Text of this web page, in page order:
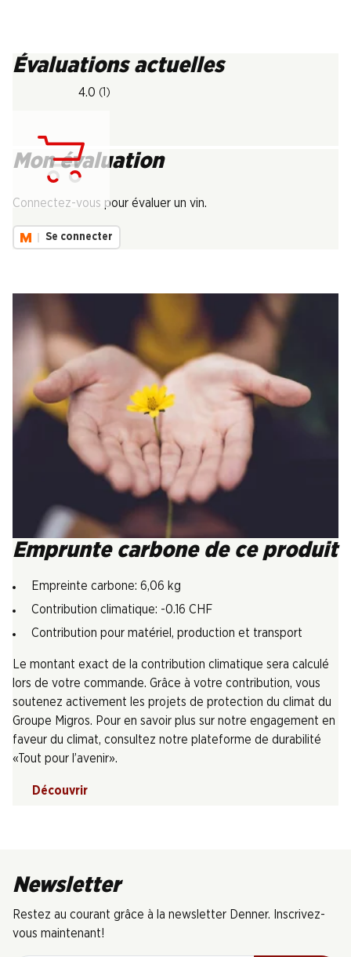
Évaluations actuelles
4.0 (1)
Mon évaluation
Connectez-vous pour évaluer un vin.
Se connecter
Emprunte carbone de ce produit
Empreinte carbone: 6,06 kg
Contribution climatique: -0.16 CHF
Contribution pour matériel, production et transport
Le montant exact de la contribution climatique sera calculé
lors de votre commande. Grâce à votre contribution, vous
soutenez activement les projets de protection du climat du
Groupe Migros. Pour en savoir plus sur notre engagement en
faveur du climat, consultez notre plateforme de durabilité
«Tout pour l’avenir».
Découvrir
Newsletter
Restez au courant grâce à la newsletter Denner. Inscrivez-
vous maintenant!